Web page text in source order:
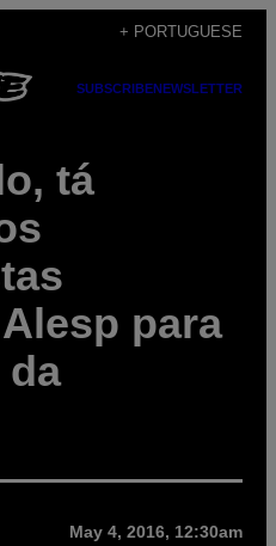
+ PORTUGUESE
SUBSCRIBENEWSLETTER
tá
para
da
May 4, 2016, 12:30am